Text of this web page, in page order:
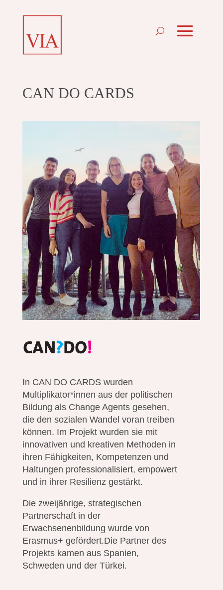
CAN DO CARDS
In CAN DO CARDS wurden
Multiplikator*innen aus der politischen
Bildung als Change Agents gesehen,
die den sozialen Wandel voran treiben
können. Im Projekt wurden sie mit
innovativen und kreativen Methoden in
ihren Fähigkeiten, Kompetenzen und
Haltungen professionalisiert, empowert
und in ihrer Resilienz gestärkt.
Die zweijährige, strategischen
Partnerschaft in der
Erwachsenenbildung wurde von
Erasmus+ gefördert.Die Partner des
Projekts kamen aus Spanien,
Schweden und der Türkei.